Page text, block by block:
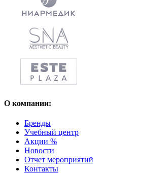
О компании:
Бренды
Учебный центр
Акции %
Новости
Отчет мероприятий
Контакты